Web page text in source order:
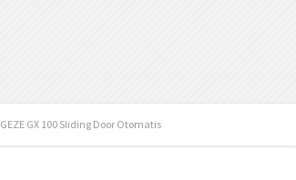
GEZE GX 100 Sliding Door Otomatis